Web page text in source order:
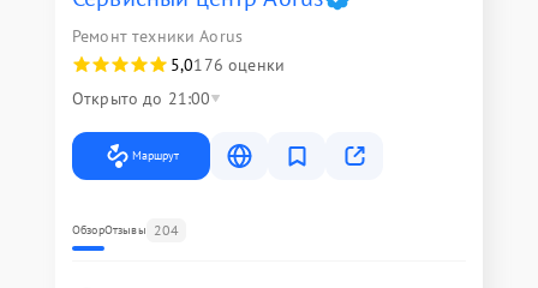
Ремонт техники Aorus
5,0176 оценки
Открыто до 21:00
Маршрут
ОбзорОтзывы 204